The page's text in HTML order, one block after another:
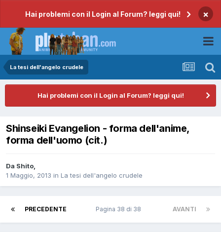
Hai problemi con il Login al Forum? leggi qui! ×
La tesi dell'angelo crudele
Hai problemi con il Login al Forum? leggi qui!
Shinseiki Evangelion - forma dell'anime,
forma dell'uomo (cit.)
Da Shito,
1 Maggio, 2013 in La tesi dell'angelo crudele
PRECEDENTE AVANTI
Pagina 38 di 38